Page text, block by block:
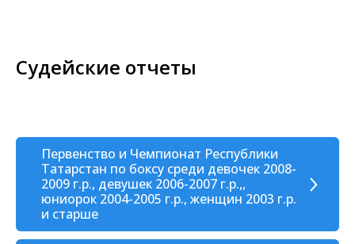
Судейские отчеты
Первенство и Чемпионат Республики
Татарстан по боксу среди девочек 2008-
2009 г.р., девушек 2006-2007 г.р.,,
юниорок 2004-2005 г.р., женщин 2003 г.р.
и старше